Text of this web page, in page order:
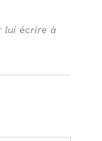
lui écrire à